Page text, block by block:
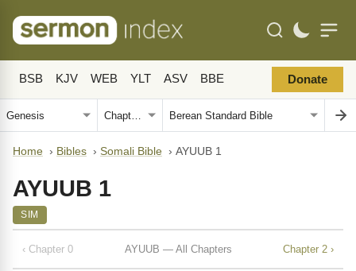
BSB KJV WEB YLT ASV BBE Donate
Home › Bibles › Somali Bible › AYUUB 1
AYUUB 1
SIM
‹ Chapter 0 AYUUB — All Chapters Chapter 2 ›